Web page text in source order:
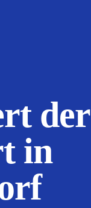
der
in